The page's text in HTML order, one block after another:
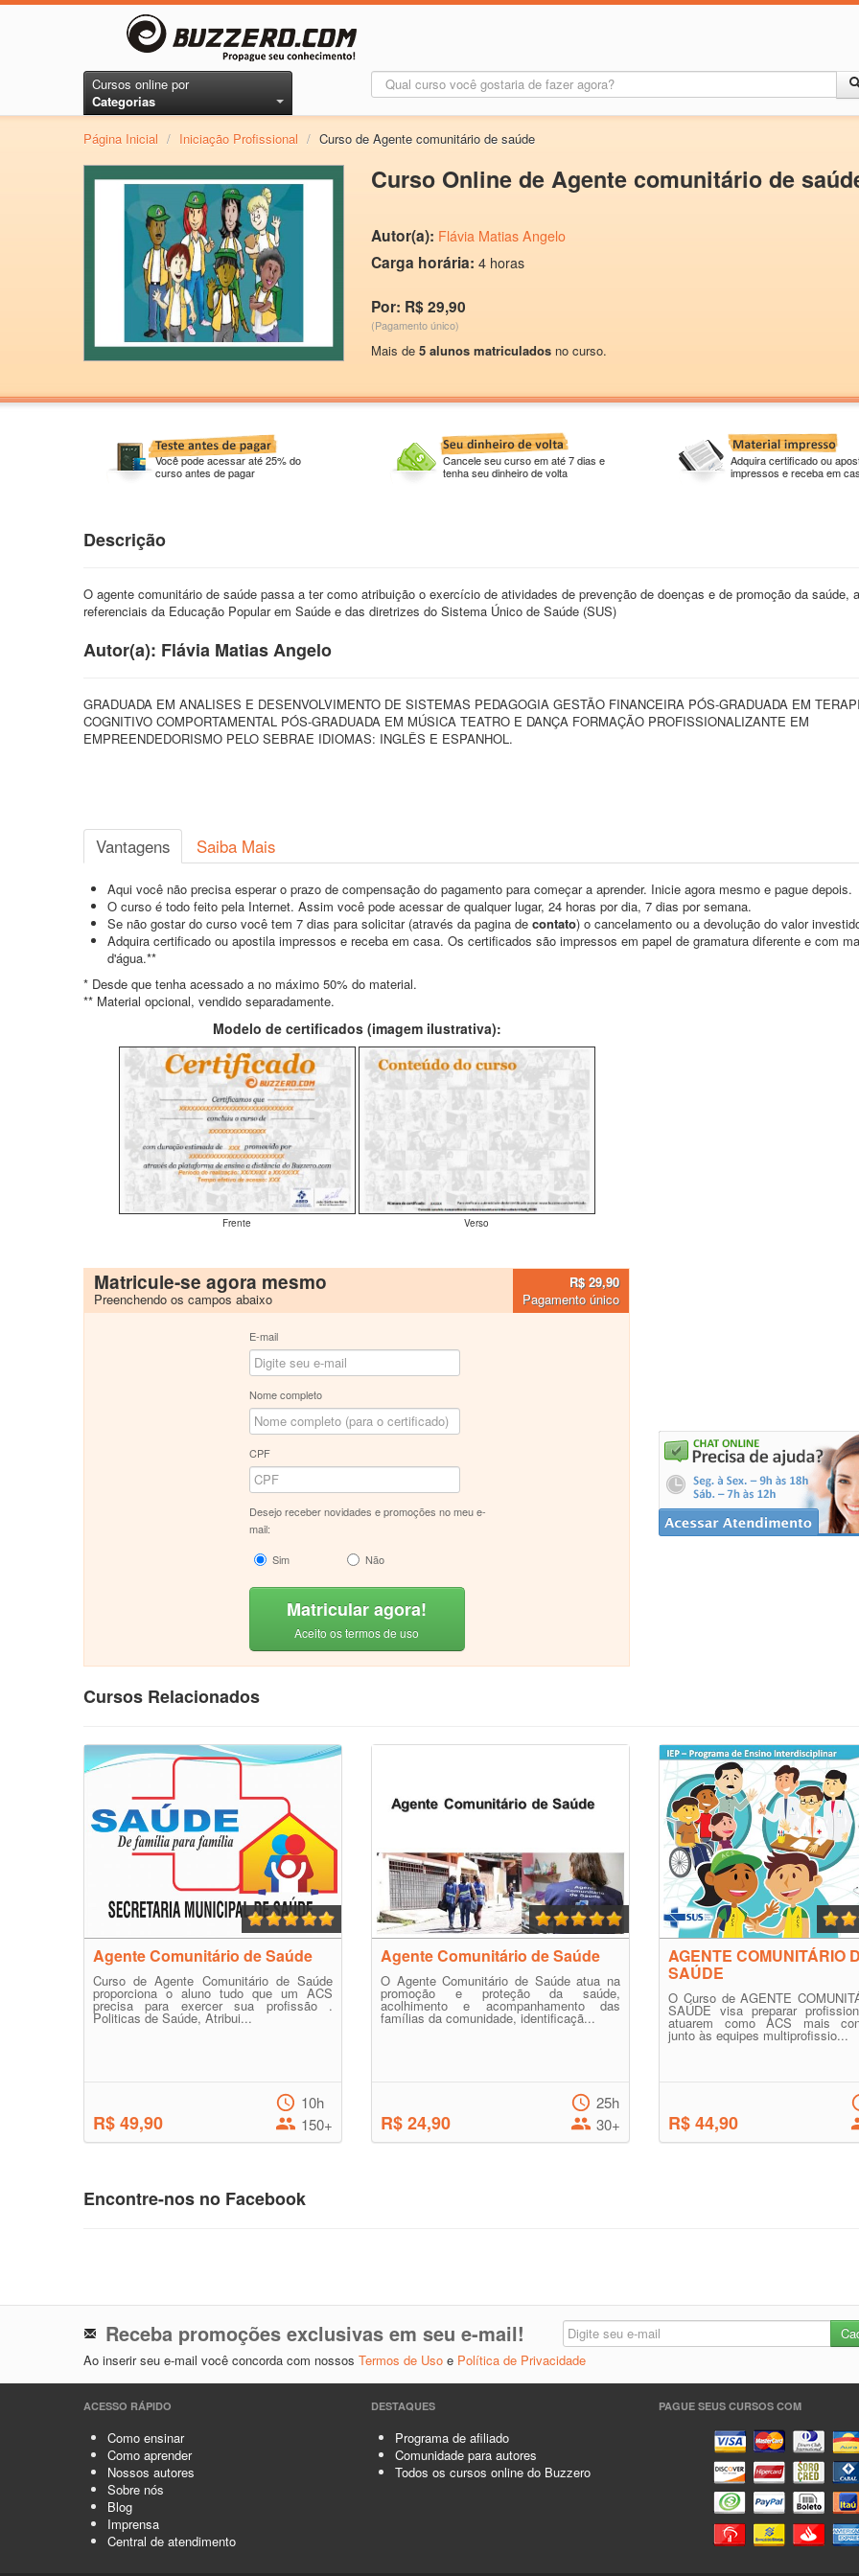
Cursos online por
Categorias
Página Inicial / Iniciação Profissional / Curso de Agente comunitário de saúde
Curso Online de Agente comunitário de
Autor(a): Flávia Matias Angelo
Carga horária: 4 horas
Por: R$ 29,90
(Pagamento único)
Mais de 5 alunos matriculados no curso.
Você pode acessar até 25% do
curso antes de pagar
Cancele seu curso em até 7 dias e
tenha seu dinheiro de volta
Adquira certificado ou
impressos e receba em
Descrição
O agente comunitário de saúde passa a ter como atribuição o exercício de atividades de prevenção de doenças e de promoção da saúde,
referenciais da Educação Popular em Saúde e das diretrizes do Sistema Único de Saúde (SUS)
Autor(a): Flávia Matias Angelo
GRADUADA EM ANALISES E DESENVOLVIMENTO DE SISTEMAS PEDAGOGIA GESTÃO FINANCEIRA PÓS-GRADUADA EM
COGNITIVO COMPORTAMENTAL PÓS-GRADUADA EM MÚSICA TEATRO E DANÇA FORMAÇÃO PROFISSIONALIZANTE EM
EMPREENDEDORISMO PELO SEBRAE IDIOMAS: INGLÊS E ESPANHOL.
Vantagens Saiba Mais
Aqui você não precisa esperar o prazo de compensação do pagamento para começar a aprender. Inicie agora mesmo e pague depois.
O curso é todo feito pela Internet. Assim você pode acessar de qualquer lugar, 24 horas por dia, 7 dias por semana.
Se não gostar do curso você tem 7 dias para solicitar (através da pagina de contato) o cancelamento ou a devolução do valor
Adquira certificado ou apostila impressos e receba em casa. Os certificados são impressos em papel de gramatura diferente e com
d'água.**
* Desde que tenha acessado a no máximo 50% do material.
** Material opcional, vendido separadamente.
Modelo de certificados (imagem ilustrativa):
Frente Verso
Matricule-se agora mesmo
Preenchendo os campos abaixo
R$ 29,90
Pagamento único
E-mail
Nome completo
CPF
Desejo receber novidades e promoções no meu e-
mail:
Sim
Não
Matricular agora!
Aceito os termos de uso
Cursos Relacionados
Agente Comunitário de Saúde
Curso de Agente Comunitário de Saúde
proporciona o aluno tudo que um ACS
precisa para exercer sua profissão .
Politicas de Saúde, Atribui...
R$ 49,90
10h
150+
Agente Comunitário de Saúde
O Agente Comunitário de Saúde atua na
promoção e proteção da saúde,
acolhimento e acompanhamento das
famílias da comunidade, identificaçã...
R$ 24,90
25h
30+
AGENTE COMUNITÁRIO
SAÚDE
O Curso de AGENTE
SAÚDE visa preparar
atuarem como ACS mais
junto às equipes multiprofissio...
R$ 44,90
Encontre-nos no Facebook
Receba promoções exclusivas em seu e-mail!
Ao inserir seu e-mail você concorda com nossos Termos de Uso e Política de Privacidade
ACESSO RÁPIDO
Como ensinar
Como aprender
Nossos autores
Sobre nós
Blog
Imprensa
Central de atendimento
DESTAQUES
Programa de afiliado
Comunidade para autores
Todos os cursos online do Buzzero
PAGUE SEUS CURSOS COM